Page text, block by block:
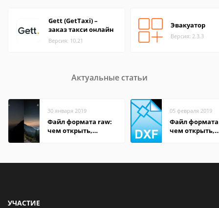
Gett (GetTaxi) –
заказ такси онлайн
Версия: 10.21
Эвакуатор
Версия: 2.3.3
Актуальные статьи
30 января 2019
Файл формата raw:
чем открыть,
05 февраля 2019
Файл формата
чем открыть,
УЧАСТИЕ